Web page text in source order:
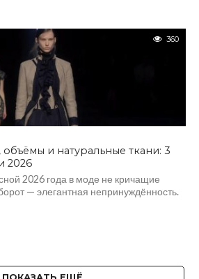
360
и натуральные ткани: 3
2026
2026 года в моде не кричащие
— элегантная непринуждённость.